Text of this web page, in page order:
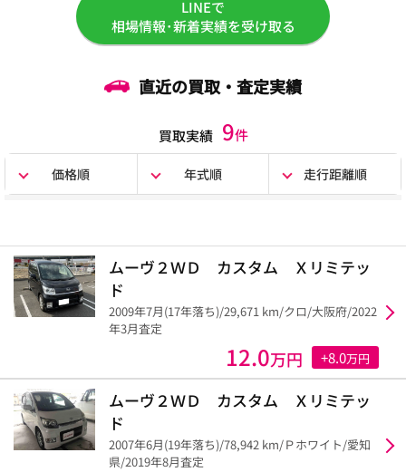
LINEで
相場情報･新着実績を受け取る
直近の買取・査定実績
買取実績 9件
価格順 年式順 走行距離順
ムーヴ２ＷＤ カスタム Ｘリミテッ
ド
2009年7月(17年落ち)/29,671 km/クロ/大阪府/2022
年3月査定
12.0万円 +8.0万円
ムーヴ２ＷＤ カスタム Ｘリミテッ
ド
2007年6月(19年落ち)/78,942 km/Ｐホワイト/愛知
県/2019年8月査定